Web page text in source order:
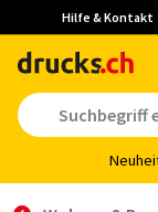
Hilfe & Kontakt